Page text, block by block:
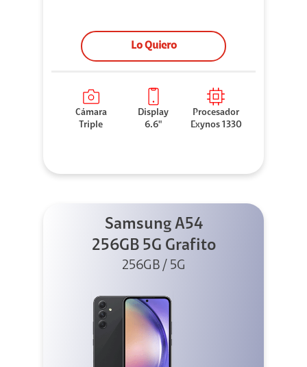
Lo Quiero
Cámara
Triple
Display
6.6"
Procesador
Exynos 1330
Samsung A54
256GB 5G Grafito
256GB / 5G